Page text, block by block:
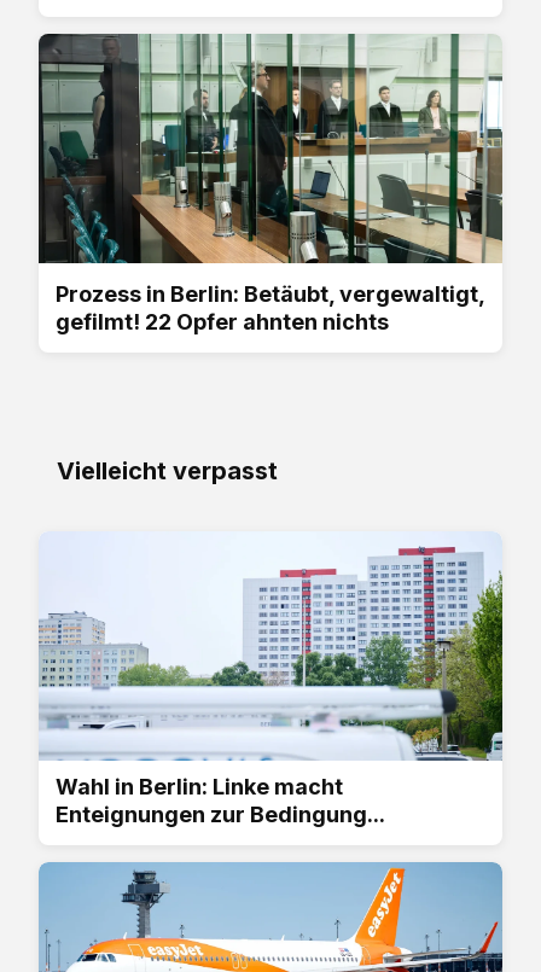
Prozess in Berlin: Betäubt, vergewaltigt,
gefilmt! 22 Opfer ahnten nichts
Vielleicht verpasst
Wahl in Berlin: Linke macht
Enteignungen zur Bedingung...